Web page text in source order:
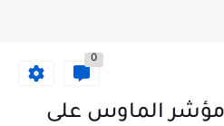
0
الماوس على